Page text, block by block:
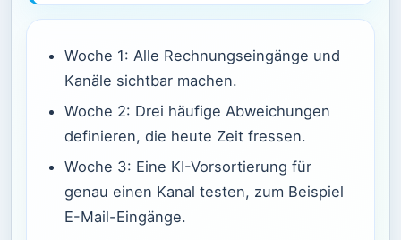
Woche 1: Alle Rechnungseingänge und
Kanäle sichtbar machen.
Woche 2: Drei häufige Abweichungen
definieren, die heute Zeit fressen.
Woche 3: Eine KI-Vorsortierung für
genau einen Kanal testen, zum Beispiel
E-Mail-Eingänge.